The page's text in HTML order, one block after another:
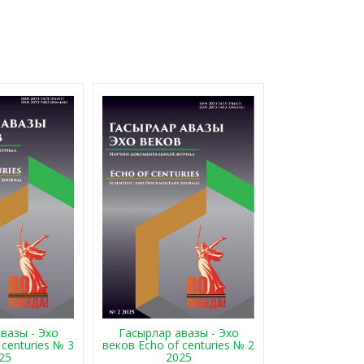
- Эхо
№ 3
Гасырлар авазы - Эхо
веков Echo of centuries № 2
2025